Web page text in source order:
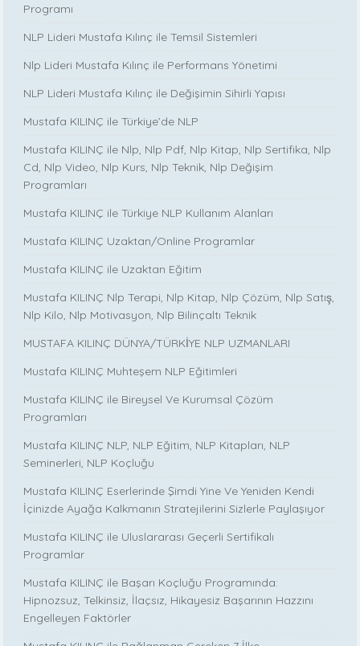
Programı
NLP Lideri Mustafa Kılınç ile Temsil Sistemleri
Nlp Lideri Mustafa Kılınç ile Performans Yönetimi
NLP Lideri Mustafa Kılınç ile Değişimin Sihirli Yapısı
Mustafa KILINÇ ile Türkiye’de NLP
Mustafa KILINÇ ile Nlp, Nlp Pdf, Nlp Kitap, Nlp Sertifika, Nlp
Cd, Nlp Video, Nlp Kurs, Nlp Teknik, Nlp Değişim
Programları
Mustafa KILINÇ ile Türkiye NLP Kullanım Alanları
Mustafa KILINÇ Uzaktan/Online Programlar
Mustafa KILINÇ ile Uzaktan Eğitim
Mustafa KILINÇ Nlp Terapi, Nlp Kitap, Nlp Çözüm, Nlp Satış,
Nlp Kilo, Nlp Motivasyon, Nlp Bilinçaltı Teknik
MUSTAFA KILINÇ DÜNYA/TÜRKİYE NLP UZMANLARI
Mustafa KILINÇ Muhteşem NLP Eğitimleri
Mustafa KILINÇ ile Bireysel Ve Kurumsal Çözüm
Programları
Mustafa KILINÇ NLP, NLP Eğitim, NLP Kitapları, NLP
Seminerleri, NLP Koçluğu
Mustafa KILINÇ Eserlerinde Şimdi Yine Ve Yeniden Kendi
İçinizde Ayağa Kalkmanın Stratejilerini Sizlerle Paylaşıyor
Mustafa KILINÇ ile Uluslararası Geçerli Sertifikalı
Programlar
Mustafa KILINÇ ile Başarı Koçluğu Programında:
Hipnozsuz, Telkinsiz, İlaçsız, Hikayesiz Başarının Hazzını
Engelleyen Faktörler